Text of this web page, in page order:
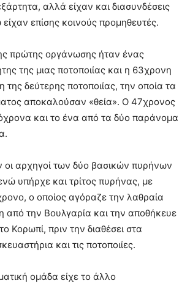
αλλά είχαν και διασυνδέσεις
επίσης κοινούς προμηθευτές.
πρώτης οργάνωσης ήταν ένας
της μιας ποτοποιίας και η 63χρονη
δεύτερης ποτοποιίας, την οποία τα
αποκαλούσαν «θεία». Ο 47χρονος
και το ένα από τα δύο παράνομα
οι αρχηγοί των δύο βασικών πυρήνων
υπήρχε και τρίτος πυρήνας, με
ο οποίος αγόραζε την λαθραία
από την Βουλγαρία και την αποθήκευε
Κορωπί, πριν την διαθέσει στα
και τις ποτοποιίες.
ομάδα είχε το άλλο